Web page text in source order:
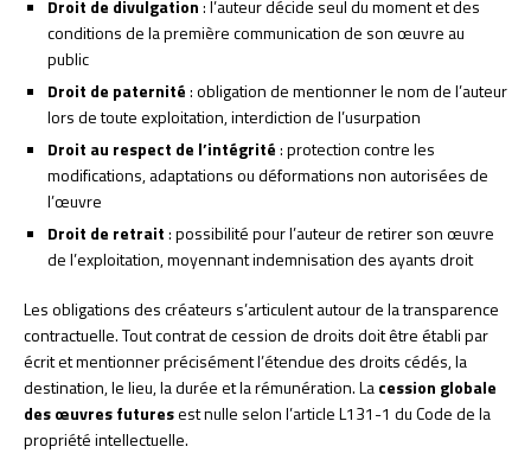
Droit de divulgation: l’auteur décide seul du moment et des
conditions de la première communication de son œuvre au
public
Droit de paternité: obligation de mentionner le nom de l’auteur
lors de toute exploitation, interdiction de l’usurpation
Droit au respect de l’intégrité: protection contre les
modifications, adaptations ou déformations non autorisées de
l’œuvre
Droit de retrait: possibilité pour l’auteur de retirer son œuvre
de l’exploitation, moyennant indemnisation des ayants droit
Les obligations des créateurs s’articulent autour de la transparence
contractuelle. Tout contrat de cession de droits doit être établi par
écrit et mentionner précisément l’étendue des droits cédés, la
destination, le lieu, la durée et la rémunération. Lacession globale
des œuvres futuresest nulle selon l’article L131-1 du Code de la
propriété intellectuelle.